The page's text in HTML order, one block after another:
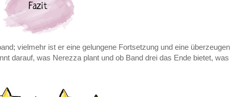
vielmehr ist er eine gelungene Fortsetzung und eine
darauf, was Nerezza plant und ob Band drei das Ende bietet,